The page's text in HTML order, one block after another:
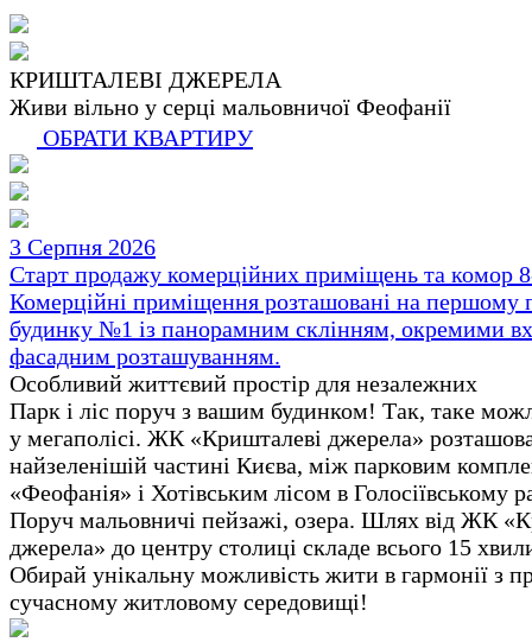
КРИШТАЛЕВІ ДЖЕРЕЛА
Живи вільно у серці мальовничої Феофанії
ОБРАТИ КВАРТИРУ
3 Серпня 2026
Старт продажу комерційних приміщень та комор
Комерційні приміщення розташовані на першому
будинку №1 із панорамним склінням, окремими
фасадним розташуванням.
Особливий життєвий простір для незалежних
Парк і ліс поруч з вашим будинком! Так, таке
у мегаполісі. ЖК «Кришталеві джерела»
найзеленішій частині Києва, між парковим
«Феофанія» і Хотівським лісом в Голосіївському
Поруч мальовничі пейзажі, озера. Шлях від ЖК
джерела» до центру столиці складе всього 15
Обирай унікальну можливість жити в гармонії з
сучасному житловому середовищі!